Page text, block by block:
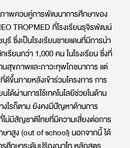
ภาพควบคู่การพัฒนาการศึกษาของ
TROPMED ที่โรงเรียนรุจิรพัฒน์
รี ซึ่งเป็นโรงเรียนชายแดนที่มีการนำ
เรียนกว่า 1,000 คน ในโรงเรียน ซึ่งที่
สุขภาพและภาวะทุพโภชนาการ แต่
ขึ้นภายหลังเข้าร่วมโครงการ การ
ด้ผ่านการใช้เทคโนโลยีช่วยในด้าน
ไรก็ตาม ยังคงมีปัญหาด้านการ
ไม่มีสัญชาติไทยที่มีความเสี่ยงต่อการ
าสูง (out of school) นอกจากนี้ ได้